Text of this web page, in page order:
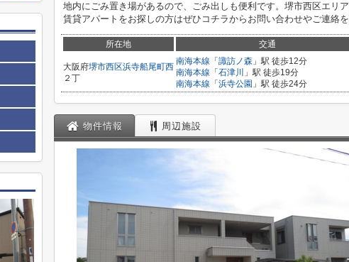
地内にごみ置き場があるので、ごみ出しも便利です。堺市西区エリ
賃貸アパートをお探しの方はぜひコチラからお問い合わせやご連絡を
所在地 交通
大阪府堺市西区浜寺船尾町西
２丁
南海本線 「 諏訪ノ森 」駅 徒歩12分
南海本線 「 石津川
」駅 徒歩19分
南海本線 「 浜寺公園 」駅 徒歩24分
物件情報 周辺施設